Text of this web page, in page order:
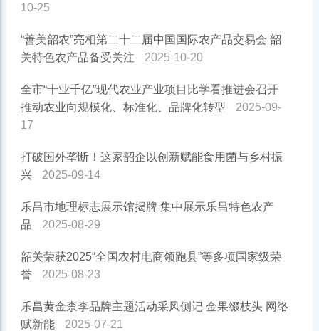
10-25
“善美韶农”亮相第二十二届中国国际农产品交易会 韶
关特色农产品备受关注
2025-10-20
全市“十业千亿”现代农业产业项目比学看推进会召开
推动农业向规模化、标准化、品牌化转型
2025-09-
17
打破国外垄断！这家韶企以创新赋能食用菌与乡村振
兴
2025-09-14
乐昌市地理标志展示馆揭牌 集中展示乐昌特色农产
品
2025-08-29
韶关荣获2025“全国农村电商领跑县”等多项国家级荣
誉
2025-08-23
乐昌黄金柰李品牌主题活动采风侧记 金果缀枝头 网络
赋新能
2025-07-21